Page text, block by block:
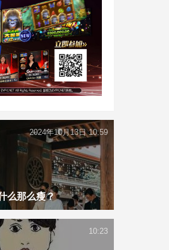
么那么瘦？
2024年10月13日 10:59
10:23